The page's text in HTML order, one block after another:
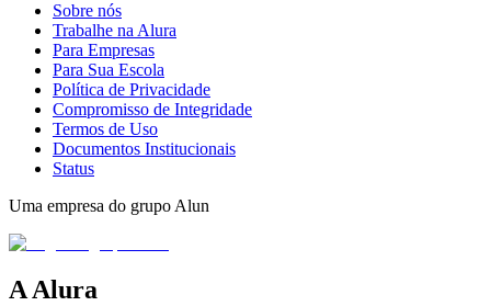
Sobre nós
Trabalhe na Alura
Para Empresas
Para Sua Escola
Política de Privacidade
Compromisso de Integridade
Termos de Uso
Documentos Institucionais
Status
Uma empresa do grupo Alun
A Alura